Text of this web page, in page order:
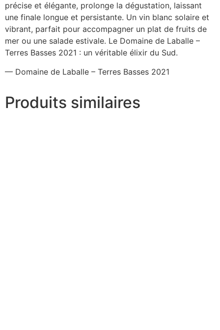
précise et élégante, prolonge la dégustation, laissant
une finale longue et persistante. Un vin blanc solaire et
vibrant, parfait pour accompagner un plat de fruits de
mer ou une salade estivale. Le Domaine de Laballe –
Terres Basses 2021 : un véritable élixir du Sud.
— Domaine de Laballe – Terres Basses 2021
Produits similaires